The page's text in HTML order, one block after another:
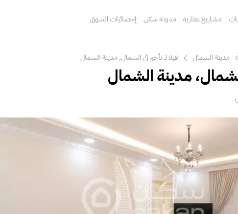
مشاريع عقارية مدونة سكن إحصائيات السوق
مدينة الشمال فيلا لـ تأجير في الشمال, مدينة الشمال
مدينة الشمال